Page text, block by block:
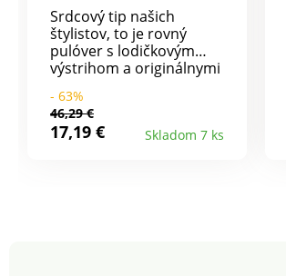
Srdcový tip našich
štylistov, to je rovný
pulóver s lodičkovým
výstrihom a originálnymi
nosiť priamo na tele
alebo vrstviť na tričko.
Jemný úplet. Ženský
- 63%
46,29 €
17,19 € Skladom 7 ks